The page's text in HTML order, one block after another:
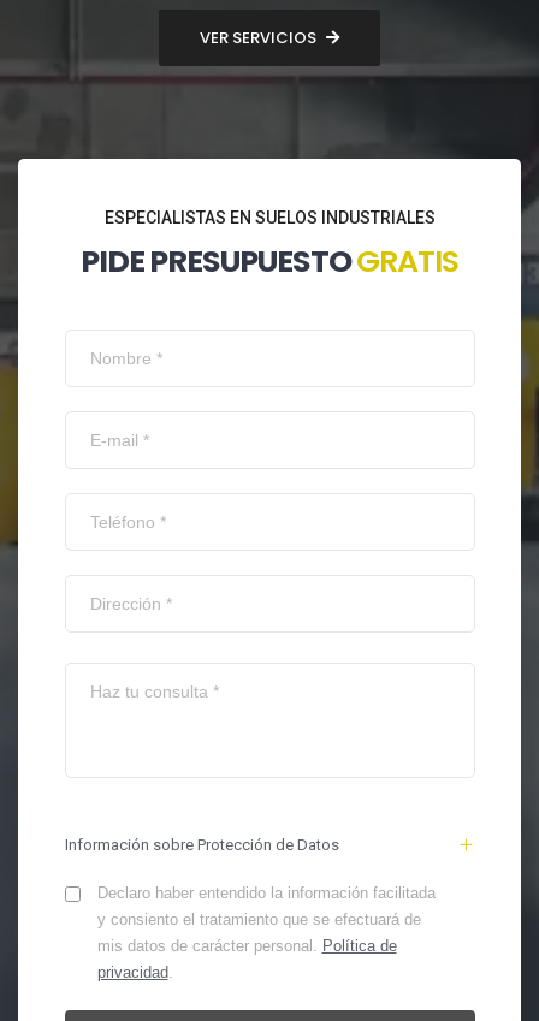
VER SERVICIOS
ESPECIALISTAS EN SUELOS INDUSTRIALES
PIDE PRESUPUESTOGRATIS
Información sobre Protección de Datos
Declaro haber entendido la información facilitada
y consiento el tratamiento que se efectuará de
mis datos de carácter personal. Política de
privacidad.